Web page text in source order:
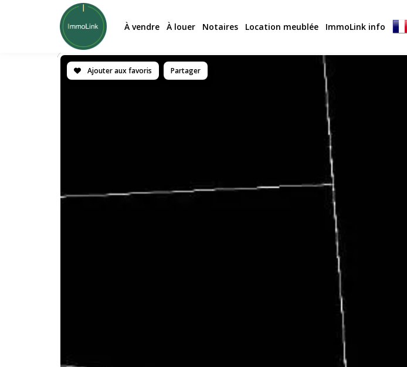
À vendre À louer Notaires Location meublée ImmoLink info
Ajouter aux favoris Partager